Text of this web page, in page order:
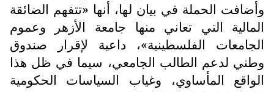
وأضافت الحملة في بيان لها، أنها «تتفهم الضائقة
المالية التي تعاني منها جامعة الأزهر وعموم
الجامعات الفلسطينية»، داعية لإقرار صندوق
وطني لدعم الطالب الجامعي، سيما في ظل هذا
الواقع المأساوي، وغياب السياسات الحكومية